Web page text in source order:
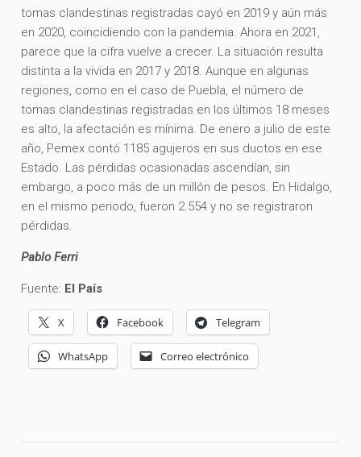
tomas clandestinas registradas cayó en 2019 y aún más
en 2020, coincidiendo con la pandemia. Ahora en 2021,
parece que la cifra vuelve a crecer. La situación resulta
distinta a la vivida en 2017 y 2018. Aunque en algunas
regiones, como en el caso de Puebla, el número de
tomas clandestinas registradas en los últimos 18 meses
es alto, la afectación es mínima. De enero a julio de este
año, Pemex contó 1185 agujeros en sus ductos en ese
Estado. Las pérdidas ocasionadas ascendían, sin
embargo, a poco más de un millón de pesos. En Hidalgo,
en el mismo periodo, fueron 2.554 y no se registraron
pérdidas.
Pablo Ferri
Fuente: El País
X Facebook Telegram
WhatsApp Correo electrónico